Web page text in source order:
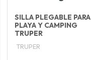
SILLA PLEGABLE PARA
PLAYA Y CAMPING
TRUPER
TRUPER